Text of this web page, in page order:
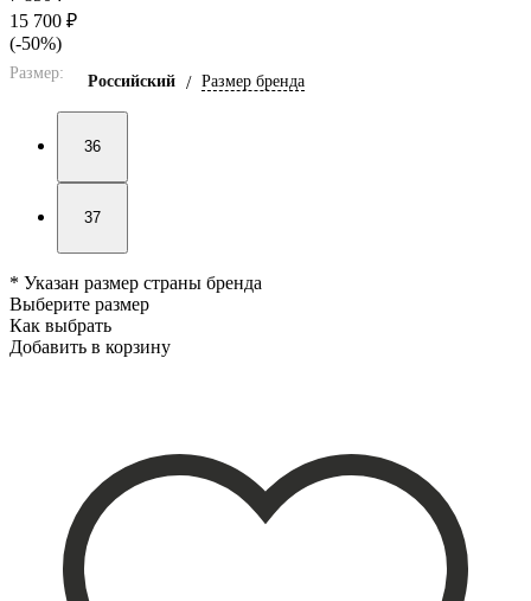
15 700 ₽
(-50%)
Размер: Российский / Размер бренда
36
37
* Указан размер страны бренда
Выберите размер
Как выбрать
Добавить в корзину